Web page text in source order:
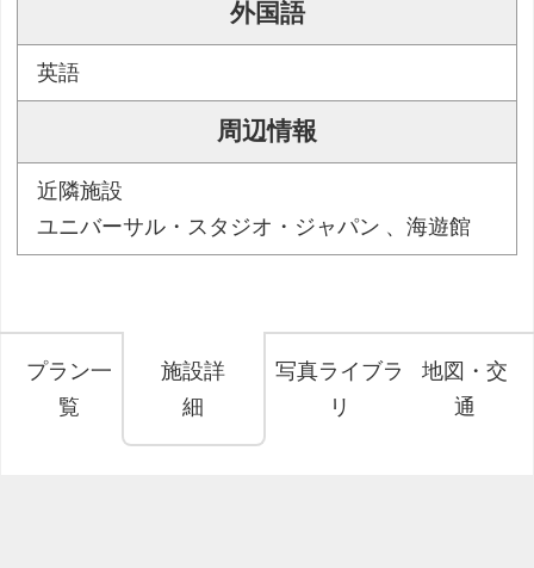
外国語
英語
周辺情報
近隣施設
ユニバーサル・スタジオ・ジャパン 、海遊館
プラン一
覧
施設詳
細
写真ライブラ
リ
地図・交
通